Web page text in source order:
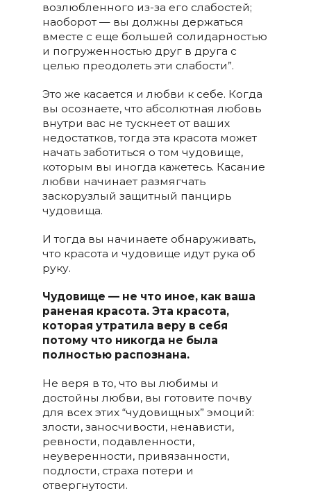
возлюбленного из-за его слабостей;
наоборот — вы должны держаться
вместе с еще большей солидарностью
и погруженностью друг в друга с
целью преодолеть эти слабости”.
Это же касается и любви к себе. Когда
вы осознаете, что абсолютная любовь
внутри вас не тускнеет от ваших
недостатков, тогда эта красота может
начать заботиться о том чудовище,
которым вы иногда кажетесь. Касание
любви начинает размягчать
заскорузлый защитный панцирь
чудовища.
И тогда вы начинаете обнаруживать,
что красота и чудовище идут рука об
руку.
Чудовище — не что иное, как ваша
раненая красота. Эта красота,
которая утратила веру в себя
потому что никогда не была
полностью распознана.
Не веря в то, что вы любимы и
достойны любви, вы готовите почву
для всех этих “чудовищных” эмоций:
злости, заносчивости, ненависти,
ревности, подавленности,
неуверенности, привязанности,
подлости, страха потери и
отвергнутости.